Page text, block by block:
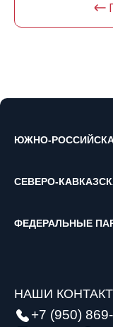
ЮЖНО-
СЕВЕРО-
ФЕДЕРАЛЬНЫЕ
НАШИ
+7 (950)